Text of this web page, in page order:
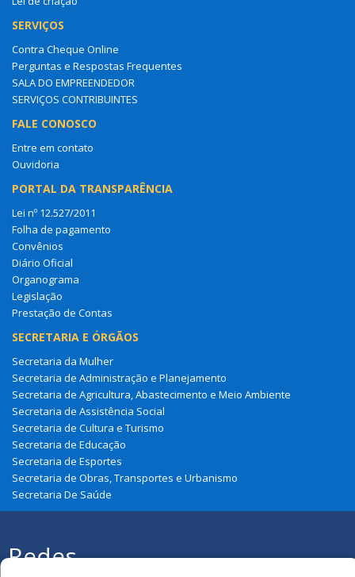
SERVIÇOS
Contra Cheque Online
Perguntas e Respostas Frequentes
SALA DO EMPREENDEDOR
SERVIÇOS CONTRIBUINTES
FALE CONOSCO
Entre em contato
Ouvidoria
PORTAL DA TRANSPARÊNCIA
Lei nº 12.527/2011
Folha de pagamento
Convênios
Diário Oficial
Organograma
Legislação
Prestação de Contas
SECRETARIA E ÓRGÃOS
Secretaria da Mulher
Secretaria de Administração e Planejamento
Secretaria de Agricultura, Abastecimento e Meio Ambiente
Secretaria de Assistência Social
Secretaria de Cultura e Turismo
Secretaria de Educação
Secretaria de Esportes
Secretaria de Obras, Transportes e Urbanismo
Secretaria De Saúde
Redes